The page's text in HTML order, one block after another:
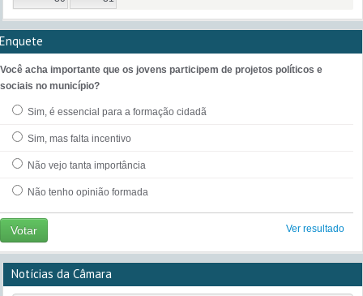
Enquete
Você acha importante que os jovens participem de projetos políticos e
sociais no município?
Sim, é essencial para a formação cidadã
Sim, mas falta incentivo
Não vejo tanta importância
Não tenho opinião formada
Votar Ver resultado
Notícias da Câmara